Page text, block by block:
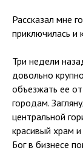
Рассказал мне
приключилась и
Три недели
довольно
объезжать ее
городам.
центральной
красивый храм
Бог в бизнесе